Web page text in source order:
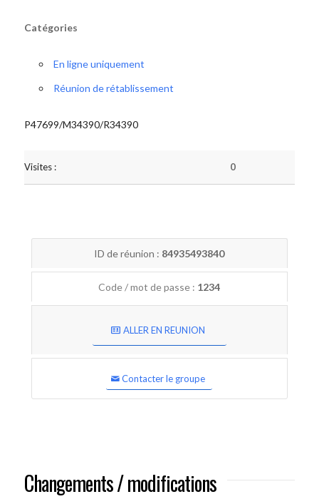
Catégories
En ligne uniquement
Réunion de rétablissement
P47699/M34390/R34390
Visites : 0
ID de réunion : 84935493840
Code / mot de passe : 1234
ALLER EN REUNION
Contacter le groupe
Changements / modifications